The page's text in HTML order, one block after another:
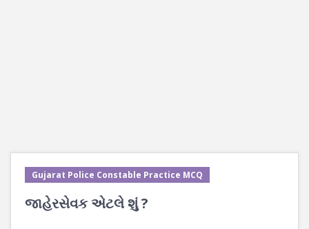
Gujarat Police Constable Practice MCQ
જાહેરસેવક એટલે શું ?